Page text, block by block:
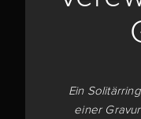
Ein
einer